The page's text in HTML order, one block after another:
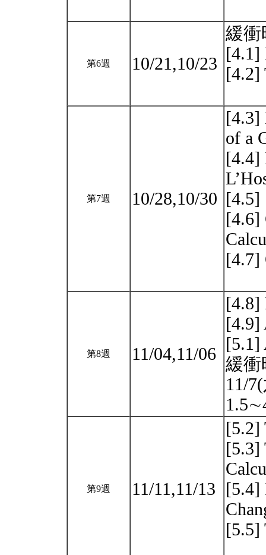
第6週 10/21,10/23
緩衝
[4.1]
[4.2]
第7週 10/28,10/30
[4.3]
of a
[4.4]
[4.5]
[4.6]
[4.7]
第8週 11/04,11/06
[4.8]
[4.9]
[5.1]
緩衝
11/
第9週 11/11,11/13
[5.2]
[5.3]
[5.4]
[5.5]